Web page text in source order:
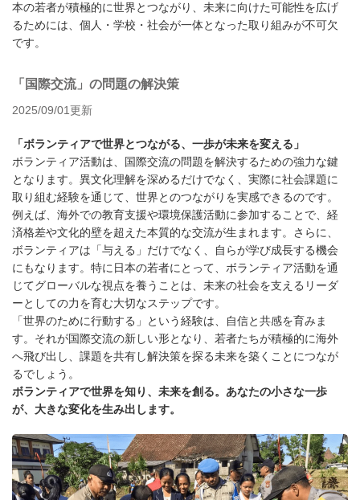
本の若者が積極的に世界とつながり、未来に向けた可能性を広げ
るためには、個人・学校・社会が一体となった取り組みが不可欠
です。
「国際交流」の問題の解決策
2025/09/01更新
「ボランティアで世界とつながる、一歩が未来を変える」
ボランティア活動は、国際交流の問題を解決するための強力な鍵
となります。異文化理解を深めるだけでなく、実際に社会課題に
取り組む経験を通じて、世界とのつながりを実感できるのです。
例えば、海外での教育支援や環境保護活動に参加することで、経
済格差や文化的壁を超えた本質的な交流が生まれます。さらに、
ボランティアは「与える」だけでなく、自らが学び成長する機会
にもなります。特に日本の若者にとって、ボランティア活動を通
じてグローバルな視点を養うことは、未来の社会を支えるリーダ
ーとしての力を育む大切なステップです。
「世界のために行動する」という経験は、自信と共感を育みま
す。それが国際交流の新しい形となり、若者たちが積極的に海外
へ飛び出し、課題を共有し解決策を探る未来を築くことにつなが
るでしょう。
ボランティアで世界を知り、未来を創る。あなたの小さな一歩
が、大きな変化を生み出します。